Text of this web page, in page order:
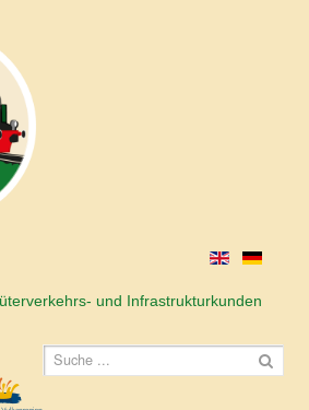
und Infrastrukturkunden